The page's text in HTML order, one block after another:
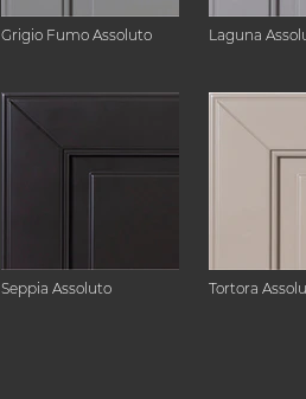
Grigio Fumo Assoluto Laguna
Seppia Assoluto Tortora